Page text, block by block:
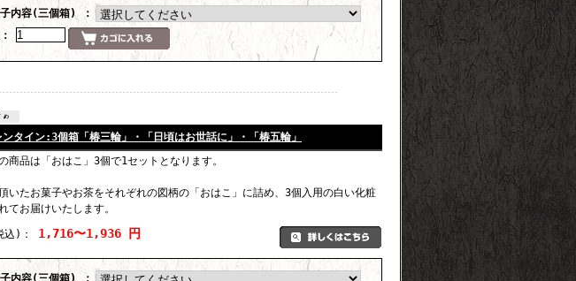
内容(三個箱) ：
タイン:3個箱「椿三輪」・「日頃はお世話に」・「椿五輪」
商品は「おはこ」3個で1セットとなります。
いたお菓子やお茶をそれぞれの図柄の「おはこ」に詰め、3個入用の白い化粧
てお届けいたします。
込) ： 1,716〜1,936 円
内容(三個箱) ：